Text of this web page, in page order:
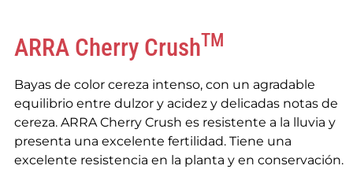
ARRA Cherry CrushTM
Bayas de color cereza intenso, con un agradable
equilibrio entre dulzor y acidez y delicadas notas de
cereza. ARRA Cherry Crush es resistente a la lluvia y
presenta una excelente fertilidad. Tiene una
excelente resistencia en la planta y en conservación.